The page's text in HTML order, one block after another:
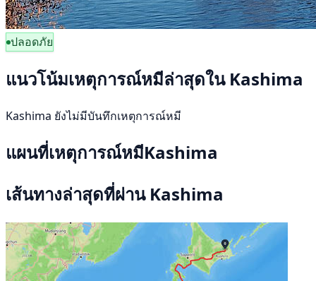
ปลอดภัย
แนวโน้มเหตุการณ์หมีล่าสุดใน Kashima
Kashima ยังไม่มีบันทึกเหตุการณ์หมี
แผนที่เหตุการณ์หมีKashima
เส้นทางล่าสุดที่ผ่าน Kashima